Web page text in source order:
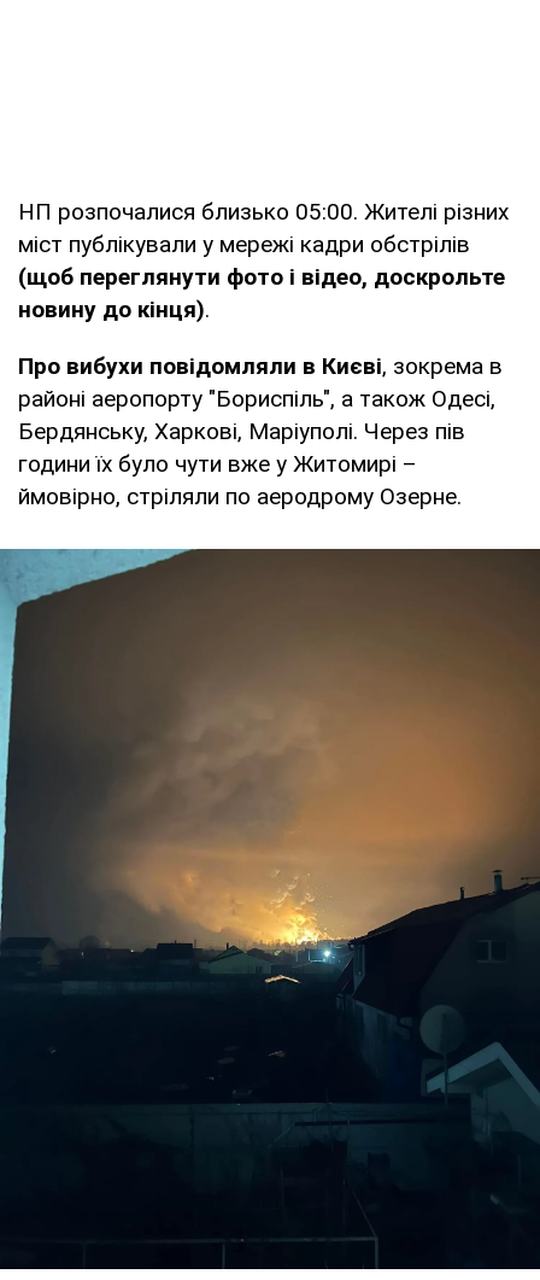
НП розпочалися близько 05:00. Жителі різних
міст публікували у мережі кадри обстрілів
(щоб переглянути фото і відео, доскрольте
новину до кінця).
Про вибухи повідомляли в Києві, зокрема в
районі аеропорту "Бориспіль", а також Одесі,
Бердянську, Харкові, Маріуполі. Через пів
години їх було чути вже у Житомирі –
ймовірно, стріляли по аеродрому Озерне.